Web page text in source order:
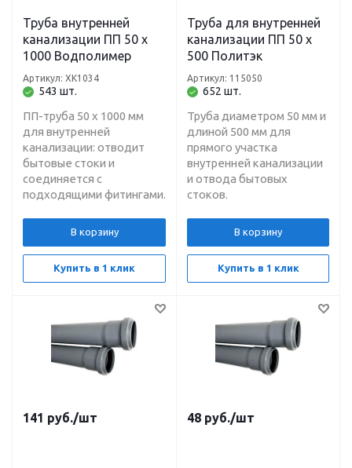
Труба внутренней
канализации ПП 50 х
1000 Водполимер
543 шт.
Артикул: ХК1034
ПП-труба 50 х 1000 мм
для внутренней
канализации: отводит
бытовые стоки и
соединяется с
подходящими фитингами.
В корзину
Купить в 1 клик
Труба для внутренней
канализации ПП 50 х
500 Политэк
652 шт.
Артикул: 115050
Труба диаметром 50 мм и
длиной 500 мм для
прямого участка
внутренней канализации
и отвода бытовых
стоков.
В корзину
Купить в 1 клик
141 руб./шт 48 руб./шт